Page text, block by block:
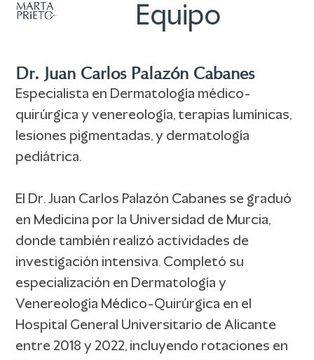
SkipAbrir
Cerrar
Equipo
Dr. Juan Carlos Palazón Cabanes
Especialista en Dermatología médico-
quirúrgica y venereología, terapias lumínicas,
lesiones pigmentadas, y dermatología
pediátrica.
El Dr. Juan Carlos Palazón Cabanes se graduó
en Medicina por la Universidad de Murcia,
donde también realizó actividades de
investigación intensiva. Completó su
especialización en Dermatología y
Venereología Médico-Quirúrgica en el
Hospital General Universitario de Alicante
entre 2018 y 2022, incluyendo rotaciones en